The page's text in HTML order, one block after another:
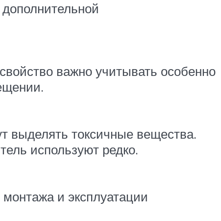
важно учитывать особенно
выделять токсичные вещества.
используют редко.
и эксплуатации